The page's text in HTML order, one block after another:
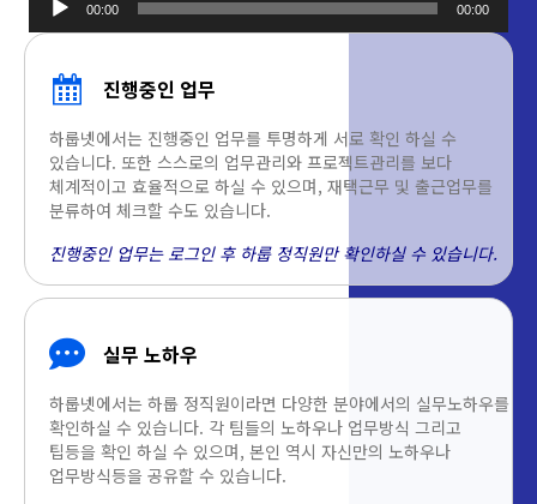
오디오
00:00 00:00
진행중인 업무
하룹넷에서는 진행중인 업무를 투명하게 서로 확인 하실 수
있습니다. 또한 스스로의 업무관리와 프로젝트관리를 보다
체계적이고 효율적으로 하실 수 있으며, 재택근무 및 출근업무를
분류하여 체크할 수도 있습니다.
진행중인 업무는 로그인 후 하룹 정직원만 확인하실 수 있습니다.
실무 노하우
하룹넷에서는 하룹 정직원이라면 다양한 분야에서의 실무노하우를
확인하실 수 있습니다. 각 팀들의 노하우나 업무방식 그리고
팁등을 확인 하실 수 있으며, 본인 역시 자신만의 노하우나
업무방식등을 공유할 수 있습니다.